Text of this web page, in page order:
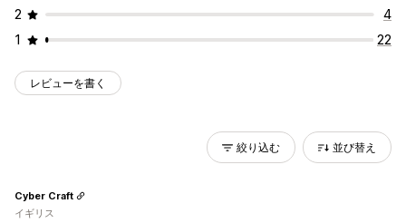
2
4
1
22
レビューを書く
絞り込む 並び替え
Cyber Craft
イギリス